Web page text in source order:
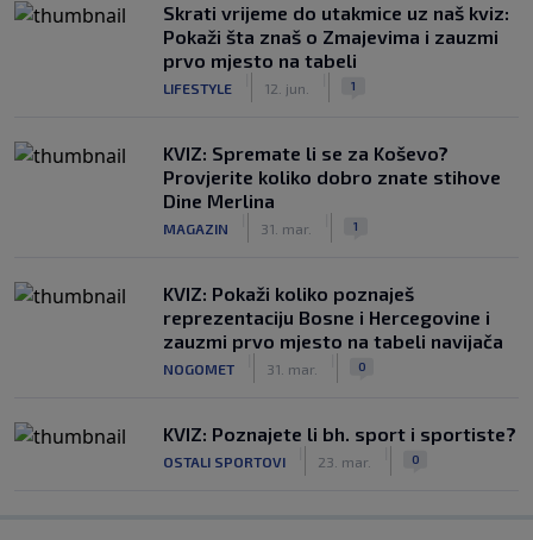
Skrati vrijeme do utakmice uz naš kviz:
Pokaži šta znaš o Zmajevima i zauzmi
prvo mjesto na tabeli
LIFESTYLE 12. jun. 1
KVIZ: Spremate li se za Koševo?
Provjerite koliko dobro znate stihove
Dine Merlina
MAGAZIN 31. mar. 1
KVIZ: Pokaži koliko poznaješ
reprezentaciju Bosne i Hercegovine i
zauzmi prvo mjesto na tabeli navijača
NOGOMET 31. mar. 0
KVIZ: Poznajete li bh. sport i sportiste?
OSTALI SPORTOVI 23. mar. 0